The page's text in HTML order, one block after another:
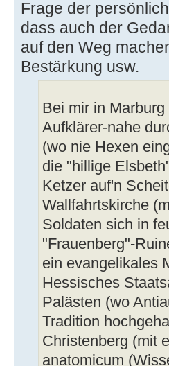
Frage der
dass auch der
auf den Weg
Bestärkung usw.
Bei mir in
Aufklärer-nahe
(wo nie Hexen
die "hillige
Ketzer auf'n
Wallfahrtskirche
Soldaten sich in
"Frauenberg"-
ein evangelikales
Hessisches
Palästen (wo
Tradition
Christenberg (mit
anatomicum